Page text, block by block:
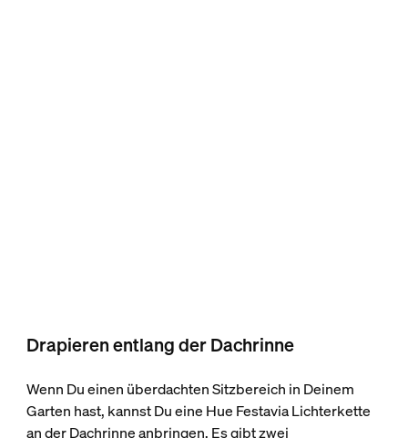
Drapieren entlang der Dachrinne
Wenn Du einen überdachten Sitzbereich in Deinem
Garten hast, kannst Du eine Hue Festavia Lichterkette
an der Dachrinne anbringen. Es gibt zwei